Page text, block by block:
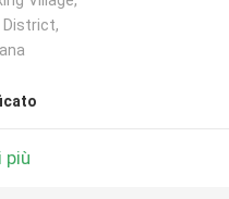
District,
più